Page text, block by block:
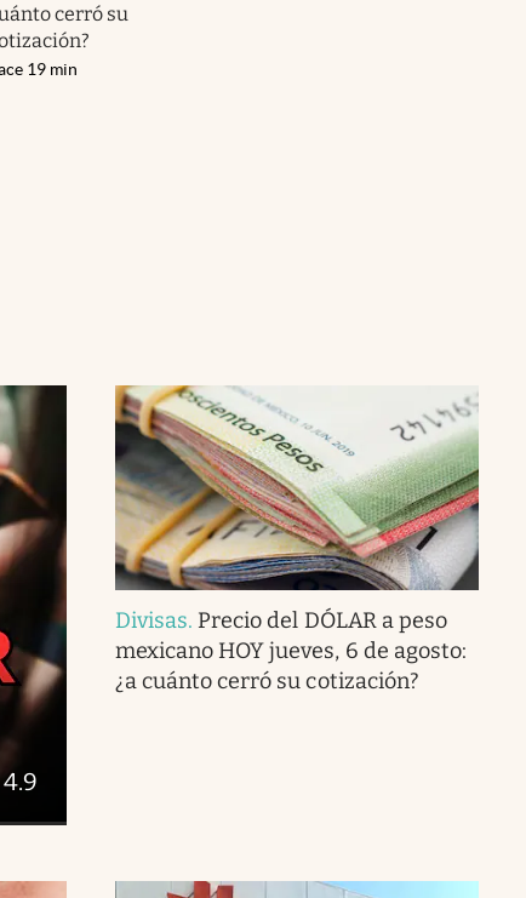
cerró su
19 min
Divisas. Precio del DÓLAR a peso
mexicano HOY jueves, 6 de agosto:
¿a cuánto cerró su cotización?